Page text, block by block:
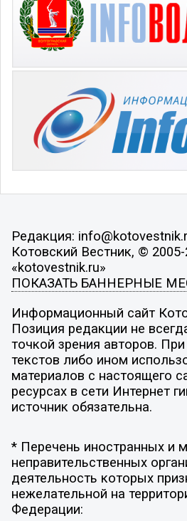
Редакция:
Котовский Вестник, ©
«kotovestnik.ru»
ПОКАЗАТЬ БАННЕРНЫЕ
Информационный сайт
Позиция редакции не
точкой зрения авторов.
текстов либо ином
материалов с настоящего
ресурсах в сети Интернет
источник обязательна.
* Перечень иностранных и
неправительственных
деятельность которых
нежелательной на
Федерации: